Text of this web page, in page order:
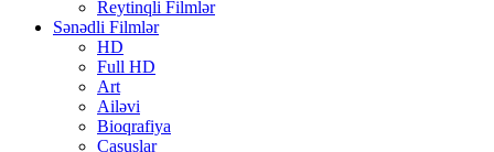
Reytinqli Filmlər
Sənədli Filmlər
HD
Full HD
Art
Ailəvi
Bioqrafiya
Casuslar